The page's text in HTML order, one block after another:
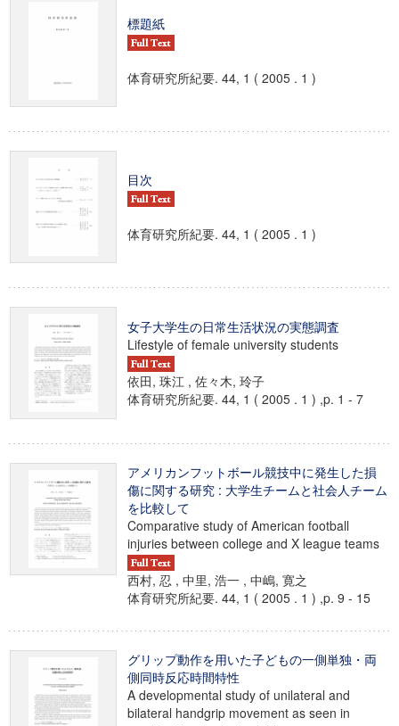
標題紙
体育研究所紀要. 44, 1 ( 2005 . 1 )
目次
体育研究所紀要. 44, 1 ( 2005 . 1 )
女子大学生の日常生活状況の実態調査
Lifestyle of female university students
依田, 珠江 , 佐々木, 玲子
体育研究所紀要. 44, 1 ( 2005 . 1 ) ,p. 1 - 7
アメリカンフットボール競技中に発生した損
傷に関する研究 : 大学生チームと社会人チーム
を比較して
Comparative study of American football
injuries between college and X league teams
西村, 忍 , 中里, 浩一 , 中嶋, 寛之
体育研究所紀要. 44, 1 ( 2005 . 1 ) ,p. 9 - 15
グリップ動作を用いた子どもの一側単独・両
側同時反応時間特性
A developmental study of unilateral and
bilateral handgrip movement as seen in